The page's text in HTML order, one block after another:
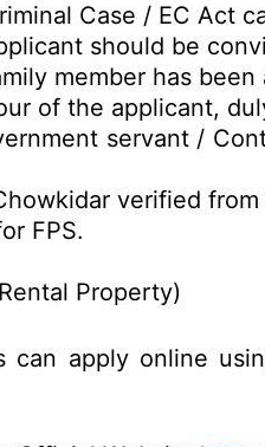
Case / EC Act
should be
member has been
of the applicant,
servant /
verified
FPS.
Property)
can apply online